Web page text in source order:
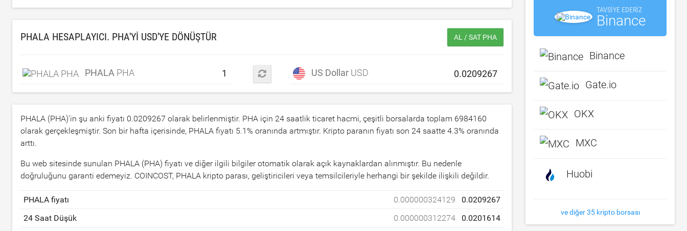
PHALA HESAPLAYICI. PHA'YI USD'YE DÖNÜŞTÜR AL / SAT PHA
PHALA PHA US Dollar USD
PHALA (PHA)'in şu anki fiyatı 0.0209267 olarak belirlenmiştir. PHA için 24 saatlik ticaret hacmi, çeşitli borsalarda toplam 6984160
olarak gerçekleşmiştir. Son bir hafta içerisinde, PHALA fiyatı 5.1% oranında artmıştır. Kripto paranın fiyatı son 24 saatte 4.3% oranında
arttı.
Bu web sitesinde sunulan PHALA (PHA) fiyatı ve diğer ilgili bilgiler otomatik olarak açık kaynaklardan alınmıştır. Bu nedenle
doğruluğunu garanti edemeyiz. COINCOST, PHALA kripto parası, geliştiricileri veya temsilcileriyle herhangi bir şekilde ilişkili değildir.
PHALA fiyatı 0.000000324129
0.0209267
24 Saat Düşük
0.000000312274
0.0201614
TAVSIYE EDERIZ
Binance
Binance
Gate.io
OKX
MXC
Huobi
ve diğer 35 kripto borsası